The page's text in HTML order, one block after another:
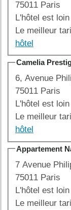
75011 Paris
L'hôtel est
Le meilleur
hôtel
Camelia
6, Avenue
75011 Paris
L'hôtel est
Le meilleur
hôtel
Appartement
7 Avenue
75011 Paris
L'hôtel est
Le meilleur